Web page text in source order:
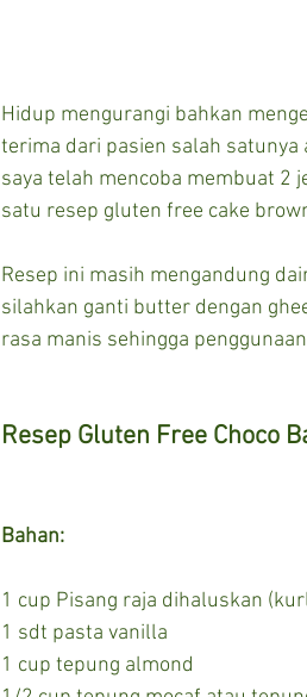
Hidup mengurangi bahkan
terima dari pasien salah satunya
saya telah mencoba membuat 2
satu resep gluten free cake
Resep ini masih mengandung
silahkan ganti butter dengan
rasa manis sehingga
Resep Gluten Free Choco
Bahan:
1 cup Pisang raja dihaluskan
1 sdt pasta vanilla
1 cup tepung almond